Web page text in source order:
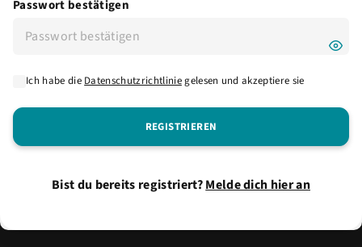
Passwort bestätigen
Ich habe die Datenschutzrichtliniegelesen und akzeptiere sie
Bist du bereits registriert?Melde dich hier an